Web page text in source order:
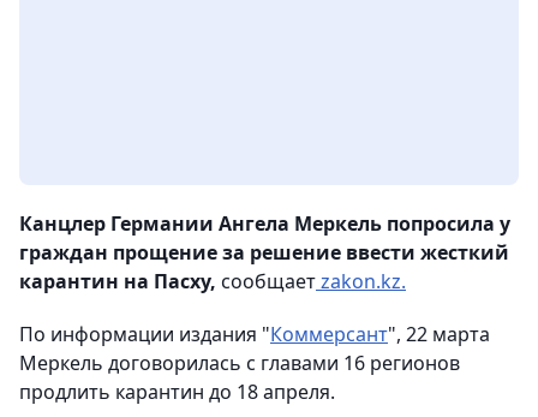
Канцлер Германии Ангела Меркель попросила у
граждан прощение за решение ввести жесткий
карантин на Пасху, сообщаетzakon.kz.
По информации издания "Коммерсант", 22 марта
Меркель договорилась с главами 16 регионов
продлить карантин до 18 апреля.